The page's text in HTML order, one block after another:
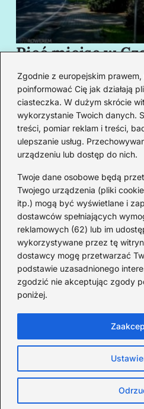
Zgodnie z europejskim
poinformować Cię jak działają
ciasteczka. W dużym skrócie
wykorzystanie Twoich danych.
treści, pomiar reklam i treści,
ulepszanie usług.
urządzeniu lub dostęp do nich.
Twoje dane osobowe będą
Twojego urządzenia (pliki
itp.) mogą być wyświetlane i
dostawców spełniających
reklamowych (62) lub im
wykorzystywane przez tę
dostawcy mogę przetwarzać
podstawie uzasadnionego
zgodzić nie akceptując zgody
poniżej.
Pięć miejsc w
granicy, które
swoim urokiem
Redakcja
Od lat podróżuję, by poznawać
przez pryzmat zabytków, ale
smaków i codzienności.
Redakcja: Michalina Staszic
ul. Miła 08A, 32-514 Bieruń
477 362 966
admin@teatrbiuropodrozy.pl
F
a
c
b
k
X
L
i
e
n
TeatrBiuroPodróży.pl ©
Strona główna Cookies